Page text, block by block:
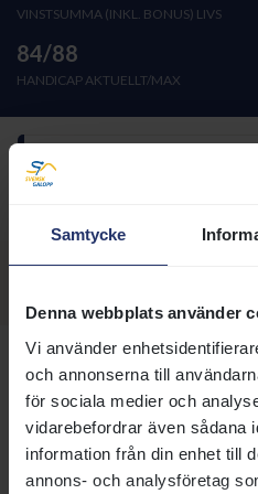
Samtycke
Denna webbplats använder
Vi använder
och annonserna till
för sociala medier och
vidarebefordrar även sådana
information från din enhet till
annons- och analysföretag
VINSTSUMMA (INKL. BONUS) LIVS
84/88
HANDICAP AKTUELLT/MAX
KARAKONTIE (JPN) 2011
MOR